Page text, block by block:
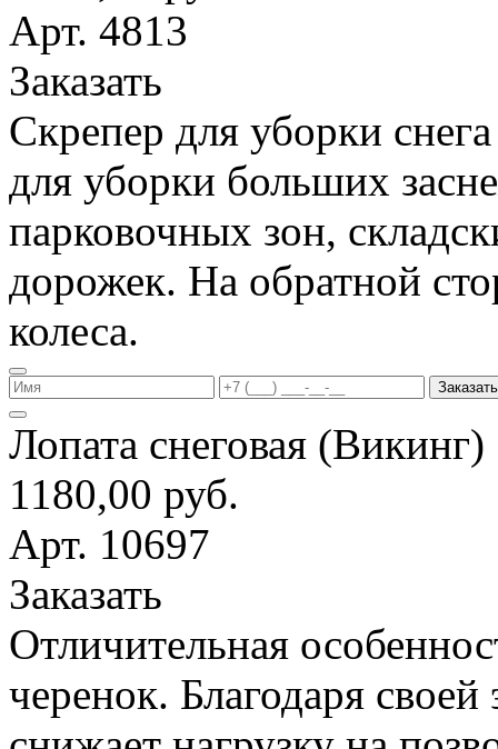
Арт. 4813
Заказать
Скрепер для уборки
для уборки больших
парковочных зон,
дорожек. На обратной
колеса.
Заказать
Лопата снеговая
1180,00 руб.
Арт. 10697
Заказать
Отличительная
черенок. Благодаря